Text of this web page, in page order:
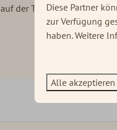
auf der Terrasse gut gehen
Diese Partner
zur Verfügung
haben. Weitere
Alle akzeptieren